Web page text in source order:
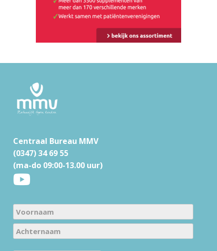
Centraal Bureau MMV
(0347) 34 69 55
(ma-do 09:00-13.00 uur)
N
a
m
V
o